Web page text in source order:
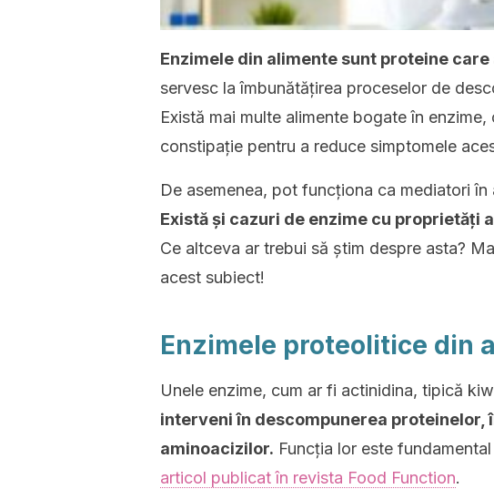
Enzimele din alimente sunt proteine ​​care
servesc la îmbunătățirea proceselor de
Există mai multe alimente bogate în
constipație pentru a reduce simptomele
De asemenea, pot funcționa ca mediatori
Există și cazuri de enzime cu proprietăți
Ce altceva ar trebui să știm despre asta?
acest subiect!
Enzimele proteolitice din
Unele enzime, cum ar fi actinidina, tipică
interveni în descompunerea proteinelor,
aminoacizilor. Funcția lor este
articol publicat în revista Food Function.